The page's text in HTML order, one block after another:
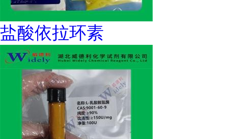
盐酸依拉环素